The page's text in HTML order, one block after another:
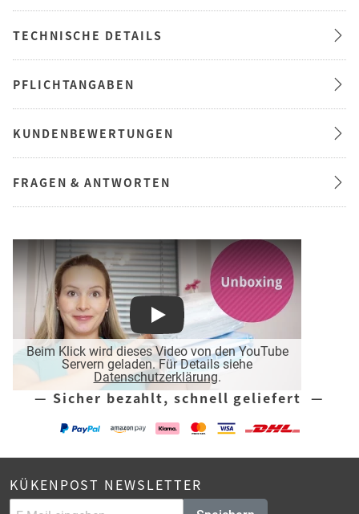
TECHNISCHE DETAILS
PFLICHTANGABEN
KUNDENBEWERTUNGEN
FRAGEN & ANTWORTEN
Beim Klick wird dieses Video von den YouTube
Servern geladen. Für Details siehe
Datenschutzerklärung.
Play
— Sicher bezahlt, schnell geliefert —
KÜKENPOST NEWSLETTER